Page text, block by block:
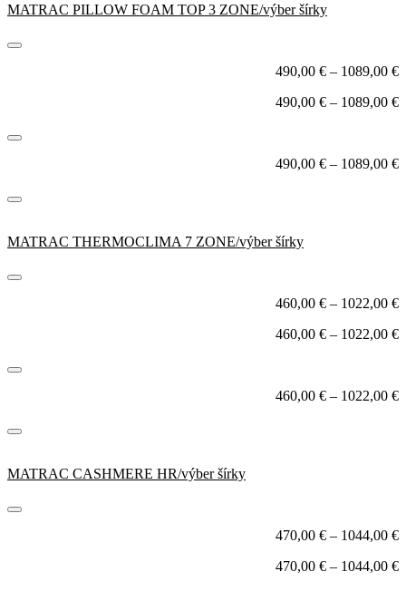
MATRAC PILLOW FOAM TOP 3 ZONE/výber šírky
490,00 € – 1089,00 €
490,00 € – 1089,00 €
490,00 € – 1089,00 €
MATRAC THERMOCLIMA 7 ZONE/výber šírky
460,00 € – 1022,00 €
460,00 € – 1022,00 €
460,00 € – 1022,00 €
MATRAC CASHMERE HR/výber šírky
470,00 € – 1044,00 €
470,00 € – 1044,00 €